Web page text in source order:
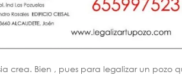
crea. Bien , pues para legalizar un pozo